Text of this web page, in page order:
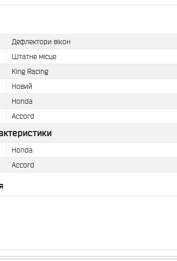
Дефлектори вікон
Штатне місце
King Racing
Новий
Honda
Accord
Honda
Accord